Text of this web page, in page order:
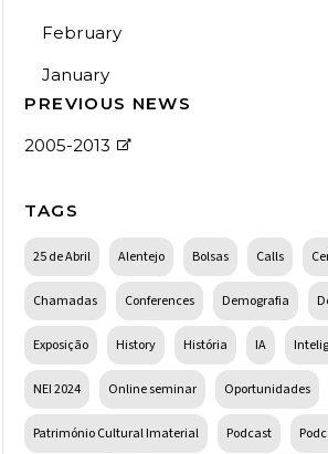
February
January
PREVIOUS NEWS
2005-2013
TAGS
25 de Abril Alentejo Bolsas Calls
Chamadas Conferences Demografia
Exposição History História IA
NEI 2024 Online seminar Oportunidades
Património Cultural Imaterial Podcast